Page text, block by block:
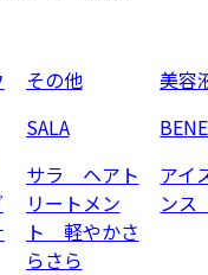
その他
SALA
サラ ヘアト
リートメン
ト 軽やかさ
らさら
美容
アイ
ン